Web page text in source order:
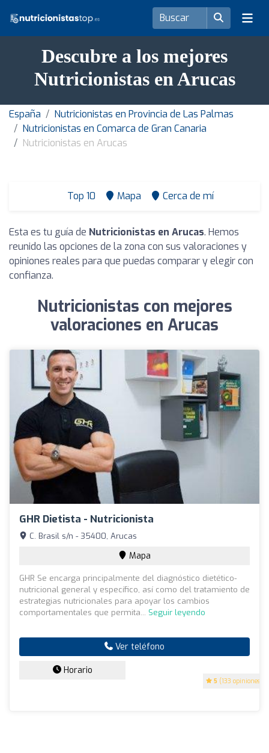
Descubre a los mejores
Nutricionistas en Arucas
España
Nutricionistas en Provincia de Las Palmas
Nutricionistas en Comarca de Gran Canaria
Nutricionistas en Arucas
Top 10 Mapa Cerca de mí
Esta es tu guía de Nutricionistas en Arucas. Hemos
reunido las opciones de la zona con sus valoraciones y
opiniones reales para que puedas comparar y elegir con
confianza.
Nutricionistas con mejores
valoraciones en Arucas
GHR Dietista - Nutricionista
5 (133 opiniones)
C. Brasil s/n - 35400, Arucas
Mapa
GHR Se encarga principalmente del diagnóstico dietético-
nutricional general y específico, así como del tratamiento de
estrategias nutricionales para apoyar los cambios
comportamentales que permita... Seguir leyendo
Ver teléfono
Horario